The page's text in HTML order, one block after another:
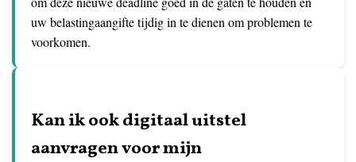
uw belastingaangifte tijdig in te dienen om problemen te
voorkomen.
Kan ik ook digitaal uitstel
aanvragen voor mijn